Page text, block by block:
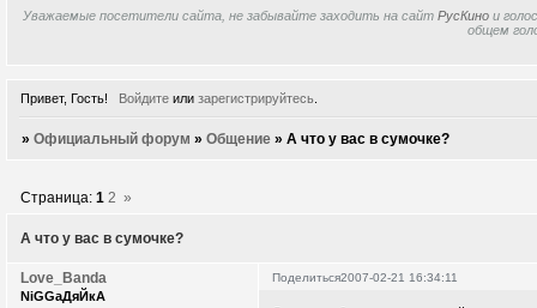
Уважаемые посетители сайта, не забывайте заходить на сайт РусКино и
общем
Привет, Гость! Войдитеили зарегистрируйтесь.
»Официальный форум »Общение »А что у вас в сумочке?
А что у вас в сумочке?
Страница:1 2 »
Поделиться2007-02-21 16:34:11
Love_Banda
NiGGaДяЙкА